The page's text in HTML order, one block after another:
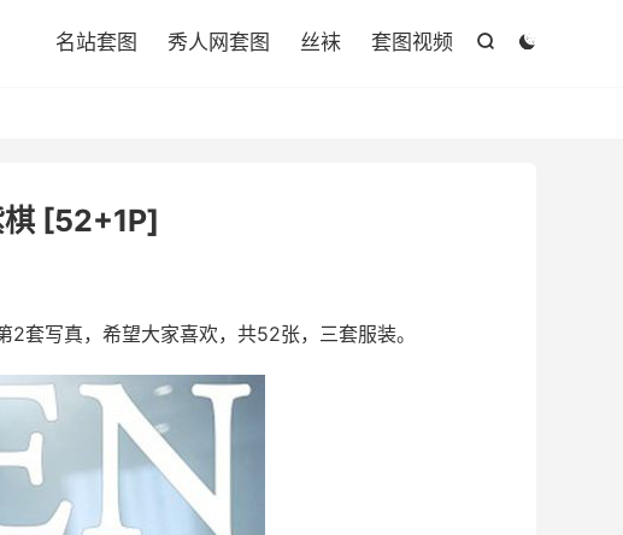


名站套图 秀人网套图 丝袜 套图视频
[52+1P]
套写真，希望大家喜欢，共52张，三套服装。